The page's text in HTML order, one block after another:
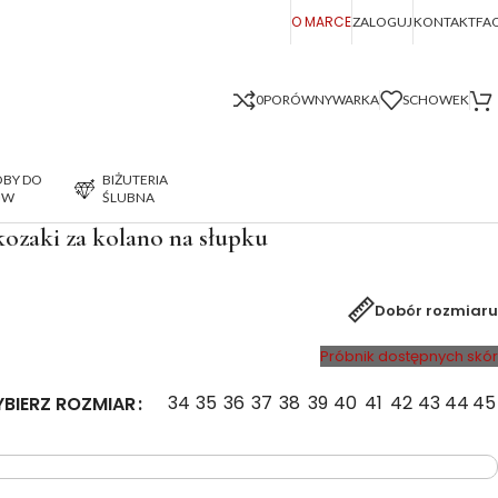
O MARCEZALOGUJKONTAKT
0PORÓWNYWARKA SCHOWEK
DO
BIŻUTERIA
ŚLUBNA
za kolano na słupku
Dobór rozmiaru
Próbnik dostępnych skór
ROZMIAR 34 35 36 37 38 39 40 41 42 43 44 45